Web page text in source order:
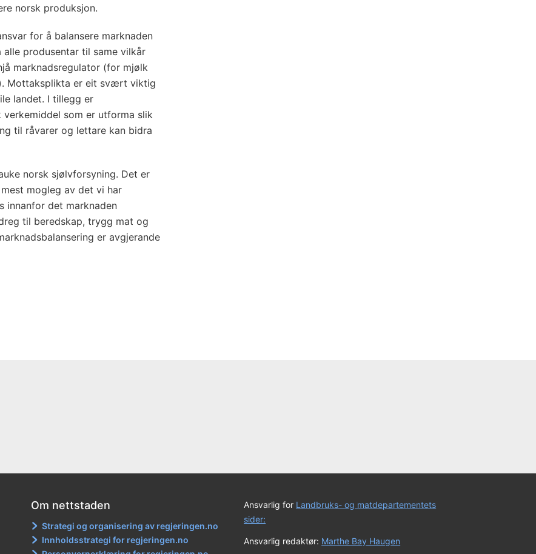
norsk produksjon.
for å balansere marknaden
produsentar til same vilkår
marknadsregulator (for mjølk
Mottaksplikta er eit svært viktig
landet. I tillegg er
som er utforma slik
til råvarer og lettare kan bidra
norsk sjølvforsyning. Det er
mogleg av det vi har
innanfor det marknaden
til beredskap, trygg mat og
er avgjerande
Om nettstaden
Strategi og organisering av regjeringen.no
Innholdsstrategi for regjeringen.no
Ansvarlig for Landbruks- og matdepartementets
sider:
Ansvarlig redaktør: Marthe Bay Haugen